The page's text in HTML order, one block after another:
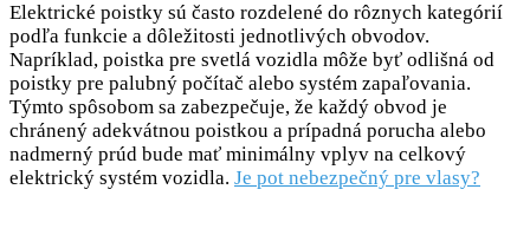
Elektrické poistky sú často rozdelené do rôznych kategórií
podľa funkcie a dôležitosti jednotlivých obvodov.
Napríklad, poistka pre svetlá vozidla môže byť odlišná od
poistky pre palubný počítač alebo systém zapaľovania.
Týmto spôsobom sa zabezpečuje, že každý obvod je
chránený adekvátnou poistkou a prípadná porucha alebo
nadmerný prúd bude mať minimálny vplyv na celkový
elektrický systém vozidla. Je pot nebezpečný pre vlasy?